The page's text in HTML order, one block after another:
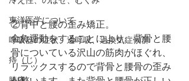
東洋医学について
呼吸器の症状、過呼吸、過換気症候群
痔（じ）
②背中と腰の歪み矯正。
金魚運動をすることにより、背骨と腰
骨についている沢山の筋肉がほぐれ、
リラックスするので背骨と腰骨の歪み